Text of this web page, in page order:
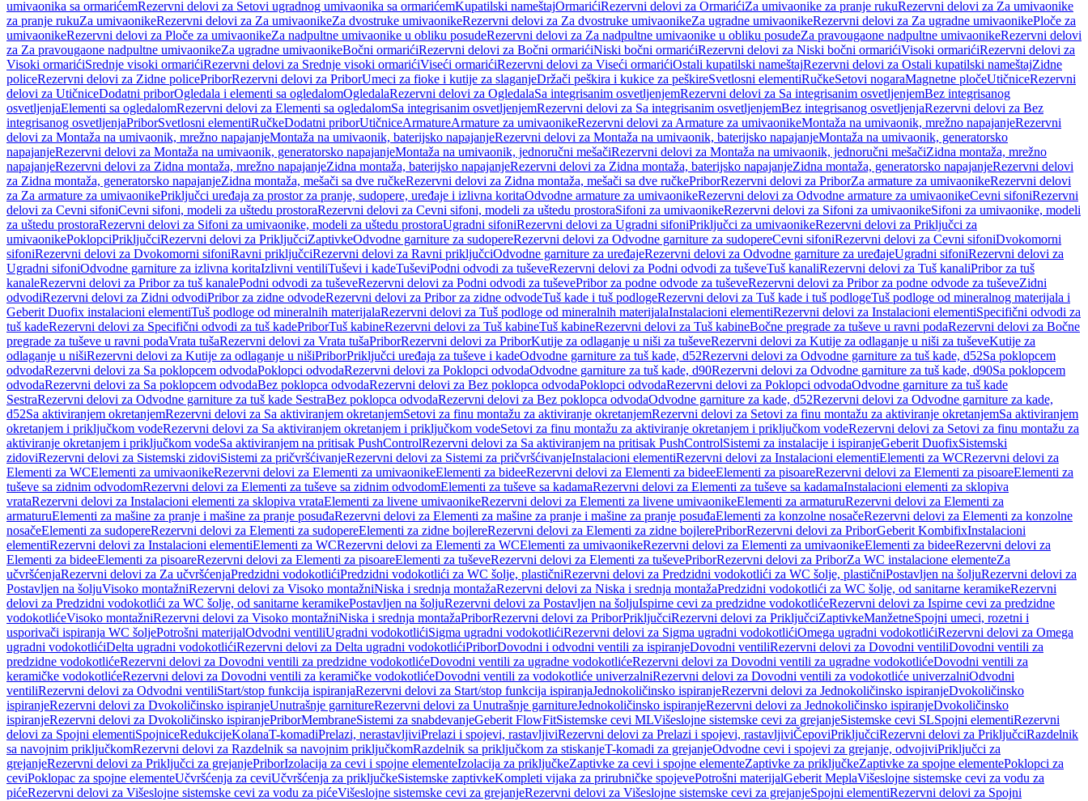
umivaonika sa ormarićemRezervni delovi za Setovi ugradnog umivaonika sa ormarićemKupatilski nameštajOrmarićiRezervni delovi za OrmarićiZa umivaonike za pranje rukuRezervni delovi za Za umivaonike
za pranje rukuZa umivaonikeRezervni delovi za Za umivaonikeZa dvostruke umivaonikeRezervni delovi za Za dvostruke umivaonikeZa ugradne umivaonikeRezervni delovi za Za ugradne umivaonikePloče za
umivaonikeRezervni delovi za Ploče za umivaonikeZa nadpultne umivaonike u obliku posudeRezervni delovi za Za nadpultne umivaonike u obliku posudeZa pravougaone nadpultne umivaonikeRezervni delovi
za Za pravougaone nadpultne umivaonikeZa ugradne umivaonikeBočni ormarićiRezervni delovi za Bočni ormarićiNiski bočni ormarićiRezervni delovi za Niski bočni ormarićiVisoki ormarićiRezervni delovi za
Visoki ormarićiSrednje visoki ormarićiRezervni delovi za Srednje visoki ormarićiViseći ormarićiRezervni delovi za Viseći ormarićiOstali kupatilski nameštajRezervni delovi za Ostali kupatilski nameštajZidne
policeRezervni delovi za Zidne policePriborRezervni delovi za PriborUmeci za fioke i kutije za slaganjeDržači peškira i kukice za peškireSvetlosni elementiRučkeSetovi nogaraMagnetne pločeUtičniceRezervni
delovi za UtičniceDodatni priborOgledala i elementi sa ogledalomOgledalaRezervni delovi za OgledalaSa integrisanim osvetljenjemRezervni delovi za Sa integrisanim osvetljenjemBez integrisanog
osvetljenjaElementi sa ogledalomRezervni delovi za Elementi sa ogledalomSa integrisanim osvetljenjemRezervni delovi za Sa integrisanim osvetljenjemBez integrisanog osvetljenjaRezervni delovi za Bez
integrisanog osvetljenjaPriborSvetlosni elementiRučkeDodatni priborUtičniceArmatureArmature za umivaonikeRezervni delovi za Armature za umivaonikeMontaža na umivaonik, mrežno napajanjeRezervni
delovi za Montaža na umivaonik, mrežno napajanjeMontaža na umivaonik, baterijsko napajanjeRezervni delovi za Montaža na umivaonik, baterijsko napajanjeMontaža na umivaonik, generatorsko
napajanjeRezervni delovi za Montaža na umivaonik, generatorsko napajanjeMontaža na umivaonik, jednoručni mešačiRezervni delovi za Montaža na umivaonik, jednoručni mešačiZidna montaža, mrežno
napajanjeRezervni delovi za Zidna montaža, mrežno napajanjeZidna montaža, baterijsko napajanjeRezervni delovi za Zidna montaža, baterijsko napajanjeZidna montaža, generatorsko napajanjeRezervni delovi
za Zidna montaža, generatorsko napajanjeZidna montaža, mešači sa dve ručkeRezervni delovi za Zidna montaža, mešači sa dve ručkePriborRezervni delovi za PriborZa armature za umivaonikeRezervni delovi
za Za armature za umivaonikePriključci uređaja za prostor za pranje, sudopere, uređaje i izlivna koritaOdvodne armature za umivaonikeRezervni delovi za Odvodne armature za umivaonikeCevni sifoniRezervni
delovi za Cevni sifoniCevni sifoni, modeli za uštedu prostoraRezervni delovi za Cevni sifoni, modeli za uštedu prostoraSifoni za umivaonikeRezervni delovi za Sifoni za umivaonikeSifoni za umivaonike, modeli
za uštedu prostoraRezervni delovi za Sifoni za umivaonike, modeli za uštedu prostoraUgradni sifoniRezervni delovi za Ugradni sifoniPriključci za umivaonikeRezervni delovi za Priključci za
umivaonikePoklopciPriključciRezervni delovi za PriključciZaptivkeOdvodne garniture za sudopereRezervni delovi za Odvodne garniture za sudopereCevni sifoniRezervni delovi za Cevni sifoniDvokomorni
sifoniRezervni delovi za Dvokomorni sifoniRavni priključciRezervni delovi za Ravni priključciOdvodne garniture za uređajeRezervni delovi za Odvodne garniture za uređajeUgradni sifoniRezervni delovi za
Ugradni sifoniOdvodne garniture za izlivna koritaIzlivni ventiliTuševi i kadeTuševiPodni odvodi za tuševeRezervni delovi za Podni odvodi za tuševeTuš kanaliRezervni delovi za Tuš kanaliPribor za tuš
kanaleRezervni delovi za Pribor za tuš kanalePodni odvodi za tuševeRezervni delovi za Podni odvodi za tuševePribor za podne odvode za tuševeRezervni delovi za Pribor za podne odvode za tuševeZidni
odvodiRezervni delovi za Zidni odvodiPribor za zidne odvodeRezervni delovi za Pribor za zidne odvodeTuš kade i tuš podlogeRezervni delovi za Tuš kade i tuš podlogeTuš podloge od mineralnog materijala i
Geberit Duofix instalacioni elementiTuš podloge od mineralnih materijalaRezervni delovi za Tuš podloge od mineralnih materijalaInstalacioni elementiRezervni delovi za Instalacioni elementiSpecifični odvodi za
tuš kadeRezervni delovi za Specifični odvodi za tuš kadePriborTuš kabineRezervni delovi za Tuš kabineTuš kabineRezervni delovi za Tuš kabineBočne pregrade za tuševe u ravni podaRezervni delovi za Bočne
pregrade za tuševe u ravni podaVrata tušaRezervni delovi za Vrata tušaPriborRezervni delovi za PriborKutije za odlaganje u niši za tuševeRezervni delovi za Kutije za odlaganje u niši za tuševeKutije za
odlaganje u nišiRezervni delovi za Kutije za odlaganje u nišiPriborPriključci uređaja za tuševe i kadeOdvodne garniture za tuš kade, d52Rezervni delovi za Odvodne garniture za tuš kade, d52Sa poklopcem
odvodaRezervni delovi za Sa poklopcem odvodaPoklopci odvodaRezervni delovi za Poklopci odvodaOdvodne garniture za tuš kade, d90Rezervni delovi za Odvodne garniture za tuš kade, d90Sa poklopcem
odvodaRezervni delovi za Sa poklopcem odvodaBez poklopca odvodaRezervni delovi za Bez poklopca odvodaPoklopci odvodaRezervni delovi za Poklopci odvodaOdvodne garniture za tuš kade
SestraRezervni delovi za Odvodne garniture za tuš kade SestraBez poklopca odvodaRezervni delovi za Bez poklopca odvodaOdvodne garniture za kade, d52Rezervni delovi za Odvodne garniture za kade,
d52Sa aktiviranjem okretanjemRezervni delovi za Sa aktiviranjem okretanjemSetovi za finu montažu za aktiviranje okretanjemRezervni delovi za Setovi za finu montažu za aktiviranje okretanjemSa aktiviranjem
okretanjem i priključkom vodeRezervni delovi za Sa aktiviranjem okretanjem i priključkom vodeSetovi za finu montažu za aktiviranje okretanjem i priključkom vodeRezervni delovi za Setovi za finu montažu za
aktiviranje okretanjem i priključkom vodeSa aktiviranjem na pritisak PushControlRezervni delovi za Sa aktiviranjem na pritisak PushControlSistemi za instalacije i ispiranjeGeberit DuofixSistemski
zidoviRezervni delovi za Sistemski zidoviSistemi za pričvršćivanjeRezervni delovi za Sistemi za pričvršćivanjeInstalacioni elementiRezervni delovi za Instalacioni elementiElementi za WCRezervni delovi za
Elementi za WCElementi za umivaonikeRezervni delovi za Elementi za umivaonikeElementi za bideeRezervni delovi za Elementi za bideeElementi za pisoareRezervni delovi za Elementi za pisoareElementi za
tuševe sa zidnim odvodomRezervni delovi za Elementi za tuševe sa zidnim odvodomElementi za tuševe sa kadamaRezervni delovi za Elementi za tuševe sa kadamaInstalacioni elementi za sklopiva
vrataRezervni delovi za Instalacioni elementi za sklopiva vrataElementi za livene umivaonikeRezervni delovi za Elementi za livene umivaonikeElementi za armaturuRezervni delovi za Elementi za
armaturuElementi za mašine za pranje i mašine za pranje posuđaRezervni delovi za Elementi za mašine za pranje i mašine za pranje posuđaElementi za konzolne nosačeRezervni delovi za Elementi za konzolne
nosačeElementi za sudopereRezervni delovi za Elementi za sudopereElementi za zidne bojlereRezervni delovi za Elementi za zidne bojlerePriborRezervni delovi za PriborGeberit KombifixInstalacioni
elementiRezervni delovi za Instalacioni elementiElementi za WCRezervni delovi za Elementi za WCElementi za umivaonikeRezervni delovi za Elementi za umivaonikeElementi za bideeRezervni delovi za
Elementi za bideeElementi za pisoareRezervni delovi za Elementi za pisoareElementi za tuševeRezervni delovi za Elementi za tuševePriborRezervni delovi za PriborZa WC instalacione elementeZa
učvršćenjaRezervni delovi za Za učvršćenjaPredzidni vodokotlićiPredzidni vodokotlići za WC šolje, plastičniRezervni delovi za Predzidni vodokotlići za WC šolje, plastičniPostavljen na šoljuRezervni delovi za
Postavljen na šoljuVisoko montažniRezervni delovi za Visoko montažniNiska i srednja montažaRezervni delovi za Niska i srednja montažaPredzidni vodokotlići za WC šolje, od sanitarne keramikeRezervni
delovi za Predzidni vodokotlići za WC šolje, od sanitarne keramikePostavljen na šoljuRezervni delovi za Postavljen na šoljuIspirne cevi za predzidne vodokotlićeRezervni delovi za Ispirne cevi za predzidne
vodokotlićeVisoko montažniRezervni delovi za Visoko montažniNiska i srednja montažaPriborRezervni delovi za PriborPriključciRezervni delovi za PriključciZaptivkeManžetneSpojni umeci, rozetni i
usporivači ispiranja WC šoljePotrošni materijalOdvodni ventiliUgradni vodokotlićiSigma ugradni vodokotlićiRezervni delovi za Sigma ugradni vodokotlićiOmega ugradni vodokotlićiRezervni delovi za Omega
ugradni vodokotlićiDelta ugradni vodokotlićiRezervni delovi za Delta ugradni vodokotlićiPriborDovodni i odvodni ventili za ispiranjeDovodni ventiliRezervni delovi za Dovodni ventiliDovodni ventili za
predzidne vodokotlićeRezervni delovi za Dovodni ventili za predzidne vodokotlićeDovodni ventili za ugradne vodokotlićeRezervni delovi za Dovodni ventili za ugradne vodokotlićeDovodni ventili za
keramičke vodokotlićeRezervni delovi za Dovodni ventili za keramičke vodokotlićeDovodni ventili za vodokotliće univerzalniRezervni delovi za Dovodni ventili za vodokotliće univerzalniOdvodni
ventiliRezervni delovi za Odvodni ventiliStart/stop funkcija ispiranjaRezervni delovi za Start/stop funkcija ispiranjaJednokoličinsko ispiranjeRezervni delovi za Jednokoličinsko ispiranjeDvokoličinsko
ispiranjeRezervni delovi za Dvokoličinsko ispiranjeUnutrašnje garnitureRezervni delovi za Unutrašnje garnitureJednokoličinsko ispiranjeRezervni delovi za Jednokoličinsko ispiranjeDvokoličinsko
ispiranjeRezervni delovi za Dvokoličinsko ispiranjePriborMembraneSistemi za snabdevanjeGeberit FlowFitSistemske cevi MLVišeslojne sistemske cevi za grejanjeSistemske cevi SLSpojni elementiRezervni
delovi za Spojni elementiSpojniceRedukcijeKolanaT-komadiPrelazi, nerastavljiviPrelazi i spojevi, rastavljiviRezervni delovi za Prelazi i spojevi, rastavljiviČepoviPriključciRezervni delovi za PriključciRazdelnik
sa navojnim priključkomRezervni delovi za Razdelnik sa navojnim priključkomRazdelnik sa priključkom za stiskanjeT-komadi za grejanjeOdvodne cevi i spojevi za grejanje, odvojiviPriključci za
grejanjeRezervni delovi za Priključci za grejanjePriborIzolacija za cevi i spojne elementeIzolacija za priključkeZaptivke za cevi i spojne elementeZaptivke za priključkeZaptivke za spojne elementePoklopci za
ceviPoklopac za spojne elementeUčvršćenja za ceviUčvršćenja za priključkeSistemske zaptivkeKompleti vijaka za prirubničke spojevePotrošni materijalGeberit MeplaVišeslojne sistemske cevi za vodu za
pićeRezervni delovi za Višeslojne sistemske cevi za vodu za pićeVišeslojne sistemske cevi za grejanjeRezervni delovi za Višeslojne sistemske cevi za grejanjeSpojni elementiRezervni delovi za Spojni